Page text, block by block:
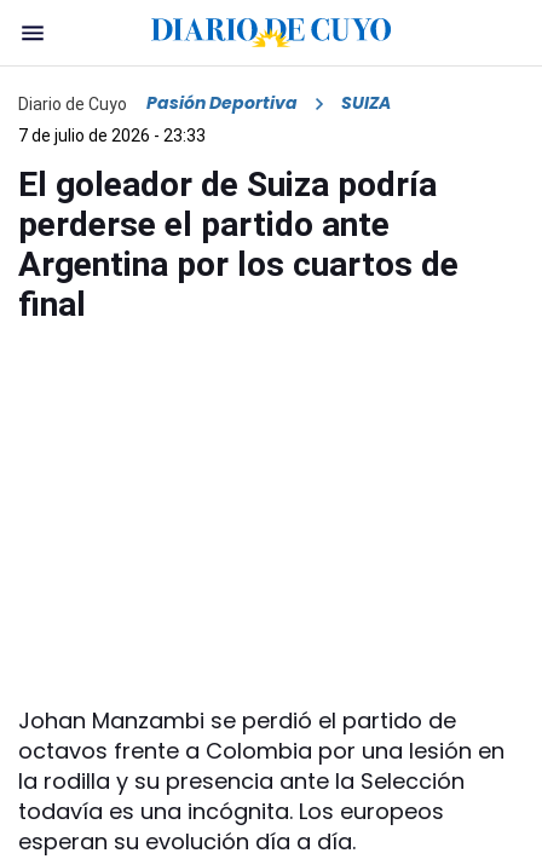
Diario de Cuyo Pasión Deportiva SUIZA
7 de julio de 2026 - 23:33
El goleador de Suiza podría
perderse el partido ante
Argentina por los cuartos de
final
Johan Manzambi se perdió el partido de
octavos frente a Colombia por una lesión en
la rodilla y su presencia ante la Selección
todavía es una incógnita. Los europeos
esperan su evolución día a día.